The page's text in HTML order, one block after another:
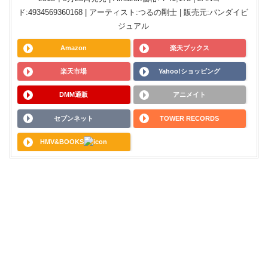
ド:4934569360168 | アーティスト:つるの剛士 | 販売元:バンダイビ
ジュアル
Amazon 楽天ブックス
楽天市場 Yahoo!ショッピング
DMM通販 アニメイト
セブンネット TOWER RECORDS
HMV&BOOKS